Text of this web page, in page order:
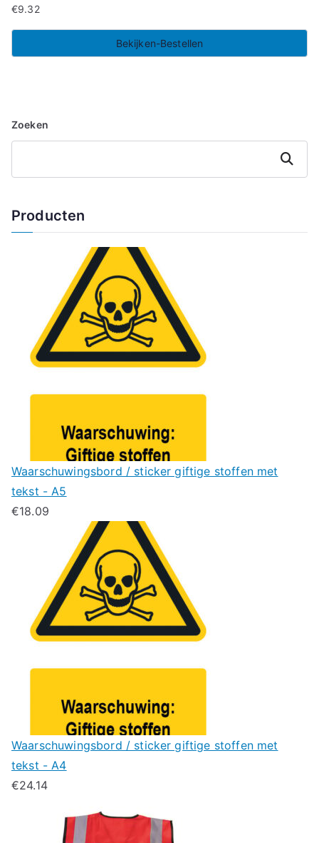
€9.32
Bekijken-Bestellen
Zoeken
Zoeken
Producten
Waarschuwingsbord / sticker giftige stoffen met
tekst - A5
€18.09
Waarschuwingsbord / sticker giftige stoffen met
tekst - A4
€24.14